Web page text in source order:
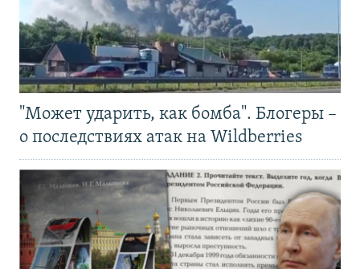
"Может ударить, как бомба". Блогеры –
о последствиях атак на Wildberries